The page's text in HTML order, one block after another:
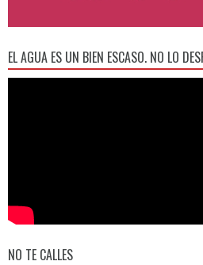
EL AGUA ES UN BIEN ESCASO. NO LO
NO TE CALLES